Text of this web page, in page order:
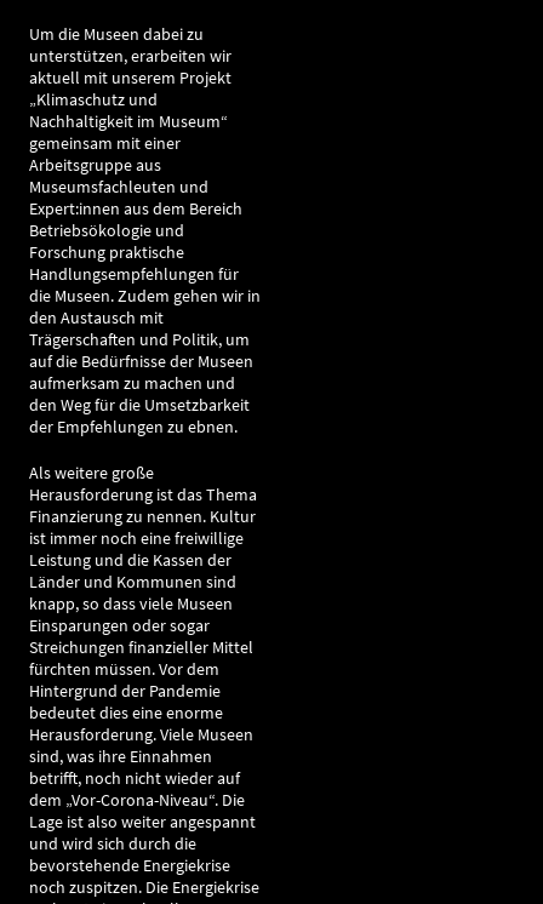
Um die Museen dabei zu
unterstützen, erarbeiten wir
aktuell mit unserem Projekt
„Klimaschutz und
Nachhaltigkeit im Museum“
gemeinsam mit einer
Arbeitsgruppe aus
Museumsfachleuten und
Expert:innen aus dem Bereich
Betriebsökologie und
Forschung praktische
Handlungsempfehlungen für
die Museen. Zudem gehen wir in
den Austausch mit
Trägerschaften und Politik, um
auf die Bedürfnisse der Museen
aufmerksam zu machen und
den Weg für die Umsetzbarkeit
der Empfehlungen zu ebnen.
Als weitere große
Herausforderung ist das Thema
Finanzierung zu nennen. Kultur
ist immer noch eine freiwillige
Leistung und die Kassen der
Länder und Kommunen sind
knapp, so dass viele Museen
Einsparungen oder sogar
Streichungen finanzieller Mittel
fürchten müssen. Vor dem
Hintergrund der Pandemie
bedeutet dies eine enorme
Herausforderung. Viele Museen
sind, was ihre Einnahmen
betrifft, noch nicht wieder auf
dem „Vor-Corona-Niveau“. Die
Lage ist also weiter angespannt
und wird sich durch die
bevorstehende Energiekrise
noch zuspitzen. Die Energiekrise